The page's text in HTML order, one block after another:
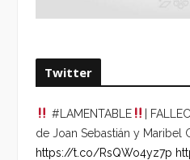
Twitter
#LAMENTABLE
|
de Joan Sebastián y Maribel
https://t.co/RsQWo4yz7p